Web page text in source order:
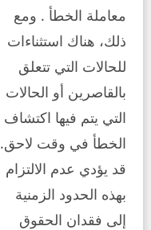
معاملة الخطأ . ومع
ذلك، هناك استثناءات
للحالات التي تتعلق
بالقاصرين أو الحالات
التي يتم فيها اكتشاف
الخطأ في وقت لاحق.
قد يؤدي عدم الالتزام
بهذه الحدود الزمنية
إلى فقدان الحقوق